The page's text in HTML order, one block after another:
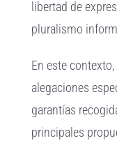
libertad de
pluralismo
En este
alegaciones
garantías
principales